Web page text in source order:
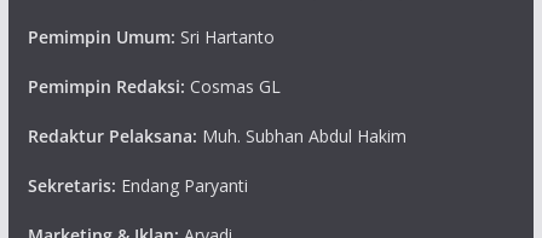
Pemimpin Umum: Sri Hartanto
Pemimpin Redaksi: Cosmas GL
Redaktur Pelaksana: Muh. Subhan Abdul Hakim
Sekretaris: Endang Paryanti